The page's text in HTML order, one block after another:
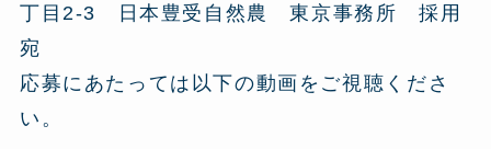
丁目2-3 日本豊受自然農 東京事務所 採用
宛
応募にあたっては以下の動画をご視聴くださ
い。